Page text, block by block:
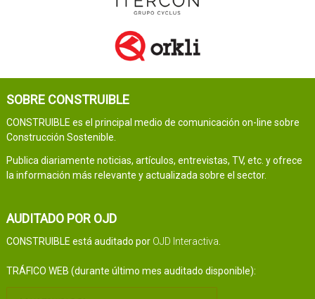
SOBRE CONSTRUIBLE
CONSTRUIBLE es el principal medio de comunicación on-line sobre
Construcción Sostenible.
Publica diariamente noticias, artículos, entrevistas, TV, etc. y ofrece
la información más relevante y actualizada sobre el sector.
AUDITADO POR OJD
CONSTRUIBLE está auditado por OJD Interactiva
TRÁFICO WEB (durante último mes auditado disponible):